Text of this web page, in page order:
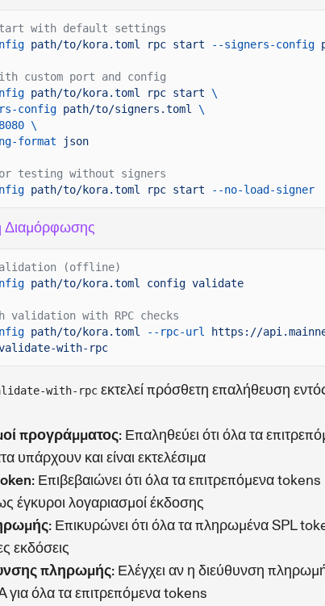
with default settings
path/to/kora.toml rpc start --signers-config
custom port and config
path/to/kora.toml rpc start \
config path/to/signers.toml \
\
format
json
testing without signers
path/to/kora.toml rpc start --no-load-signer
Διαμόρφωσης
(offline)
path/to/kora.toml config validate
validation with RPC checks
path/to/kora.toml --rpc-url https://
with-rpc
with-rpc εκτελεί πρόσθετη επαλήθευση
προγράμματος: Επαληθεύει ότι όλα τα
υπάρχουν και είναι εκτελέσιμα
: Επιβεβαιώνει ότι όλα τα επιτρεπόμενα tokens
έγκυροι λογαριασμοί έκδοσης
: Επικυρώνει ότι όλα τα πληρωμένα SPL
εκδόσεις
πληρωμής: Ελέγχει αν η διεύθυνση
για όλα τα επιτρεπόμενα tokens